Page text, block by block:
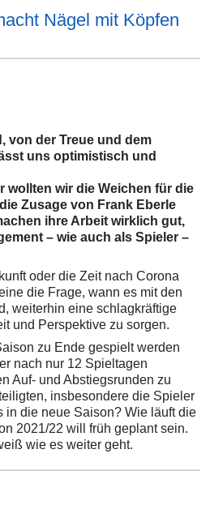
Nägel mit Köpfen
von der Treue und dem
uns optimistisch und
wollten wir die Weichen für die
Zusage von Frank Eberle
ihre Arbeit wirklich gut,
– wie auch als Spieler –
oder die Zeit nach Corona
die Frage, wann es mit den
weiterhin eine schlagkräftige
und Perspektive zu sorgen.
zu Ende gespielt werden
nach nur 12 Spieltagen
Auf- und Abstiegsrunden zu
insbesondere die Spieler
in die neue Saison? Wie läuft die
2021/22 will früh geplant sein.
wie es weiter geht.